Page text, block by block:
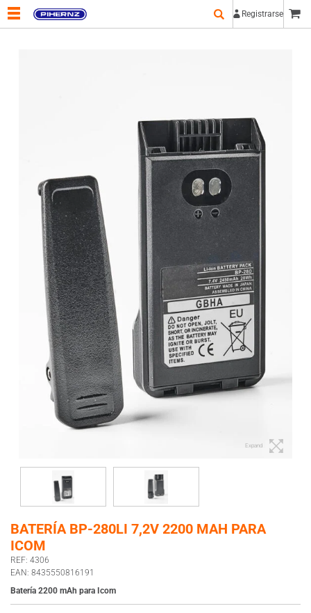
Registrarse
Expand
BATERÍA BP-280LI 7,2V 2200 MAH PARA
ICOM
REF: 4306
EAN: 8435550816191
Batería 2200 mAh para Icom